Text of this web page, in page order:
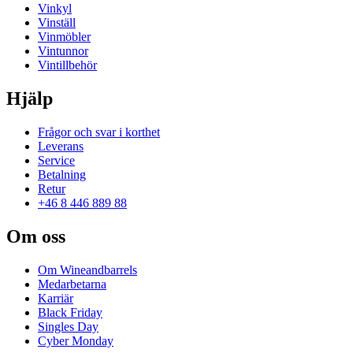
Vinkyl
Vinställ
Vinmöbler
Vintunnor
Vintillbehör
Hjälp
Frågor och svar i korthet
Leverans
Service
Betalning
Retur
+46 8 446 889 88
Om oss
Om Wineandbarrels
Medarbetarna
Karriär
Black Friday
Singles Day
Cyber Monday